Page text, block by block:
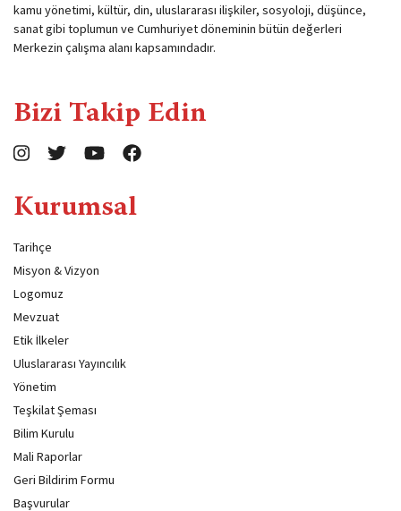
kamu yönetimi, kültür, din, uluslararası ilişkiler, sosyoloji, düşünce,
sanat gibi toplumun ve Cumhuriyet döneminin bütün değerleri
Merkezin çalışma alanı kapsamındadır.
Bizi Takip Edin
Kurumsal
Tarihçe
Misyon & Vizyon
Logomuz
Mevzuat
Etik İlkeler
Uluslararası Yayıncılık
Yönetim
Teşkilat Şeması
Bilim Kurulu
Mali Raporlar
Geri Bildirim Formu
Başvurular